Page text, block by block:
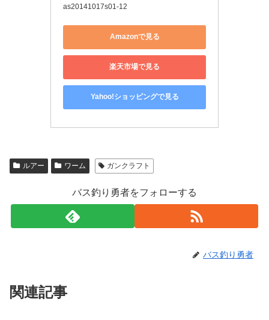
as20141017s01-12
Amazonで見る
楽天市場で見る
Yahoo!ショッピングで見る
ルアー ワーム ガンクラフト
バス釣り勇者をフォローする
バス釣り勇者
関連記事